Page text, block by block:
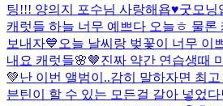
팅!!! 양의지 포수님 사랑해욥♥️굿모닝
캐럿들 하늘 너무 예쁘다 오늘ㅎ 물론
보내자💙 오늘 날씨랑 벚꽃이 너무 이
내요 캐럿들🌸🤎진짜 약간 연습생때
💚난 이번 앨범이..감히 말하자면 최
븐틴이 할 수 있는 모든걸 갈아 넣었다